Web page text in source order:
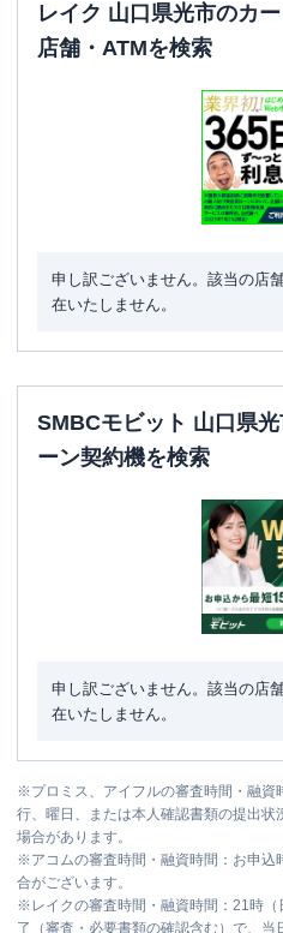
レイク 山口県光市のカ
店舗・ATMを検索
申し訳ございません。該当の店
在いたしません。
SMBCモビット 山口県
ーン契約機を検索
申し訳ございません。該当の店
在いたしません。
※プロミス、アイフルの審査時間・融
行、曜日、または本人確認書類の提出
場合があります。
※アコムの審査時間・融資時間：お申
合がございます。
※ レイクの審査時間・融資時間：21時
了（審査・必要書類の確認含む）で、